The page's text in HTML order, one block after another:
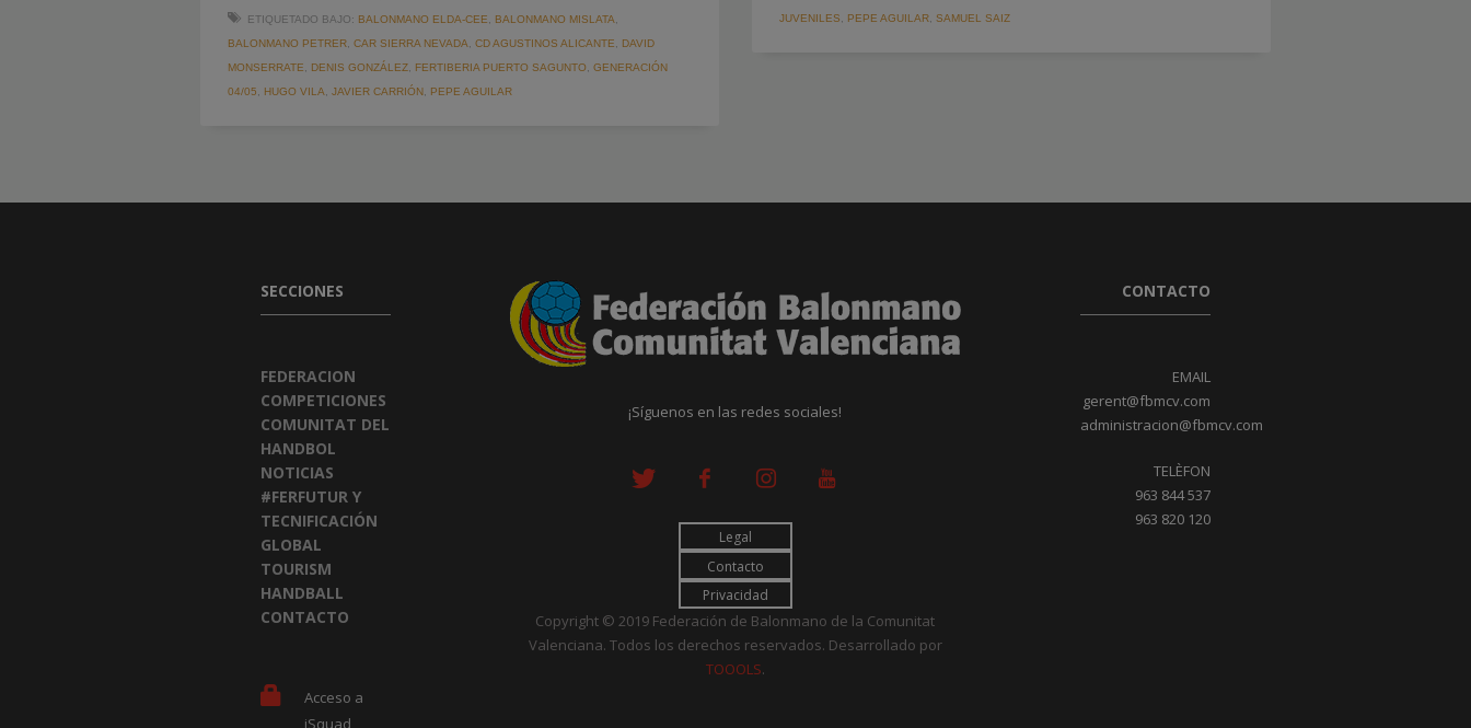
JUVENILES
PEPE AGUILAR SAMUEL SAIZ
ETIQUETADO BAJO: BALONMANO ELDA-CEE BALONMANO MISLATA
BALONMANO PETRER CAR SIERRA NEVADA CD AGUSTINOS ALICANTE
DAVID
MONSERRATE
DENIS GONZÁLEZ FERTIBERIA PUERTO SAGUNTO GENERACIÓN
04/05
HUGO VILA JAVIER CARRIÓN PEPE AGUILAR
SECCIONES
FEDERACION
COMPETICIONES
COMUNITAT DEL
HANDBOL
NOTICIAS
#FERFUTUR Y
TECNIFICACIÓN
GLOBAL
TOURISM
HANDBALL
CONTACTO
Acceso a
iSquad
¡Síguenos en las redes sociales!
Legal
Contacto
Privacidad
Copyright © 2019 Federación de Balonmano de la Comunitat
Valenciana. Todos los derechos reservados. Desarrollado por
TOOOLS.
CONTACTO
EMAIL
gerent@fbmcv.com
administracion@fbmcv.com
TELÈFON
963 844 537
963 820 120